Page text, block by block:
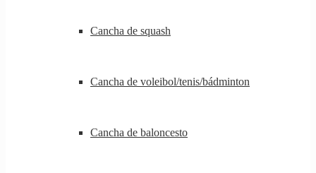
Cancha de squash
Cancha de voleibol/tenis/bádminton
Cancha de baloncesto